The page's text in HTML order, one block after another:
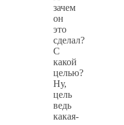
зачем
он
это
сделал?
С
какой
целью?
Ну,
цель
ведь
какая-